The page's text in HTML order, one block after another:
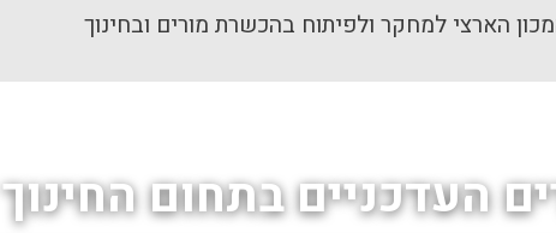
הארצי למחקר ולפיתוח בהכשרת מורים ובחינוך
העדכניים בתחום החינוך